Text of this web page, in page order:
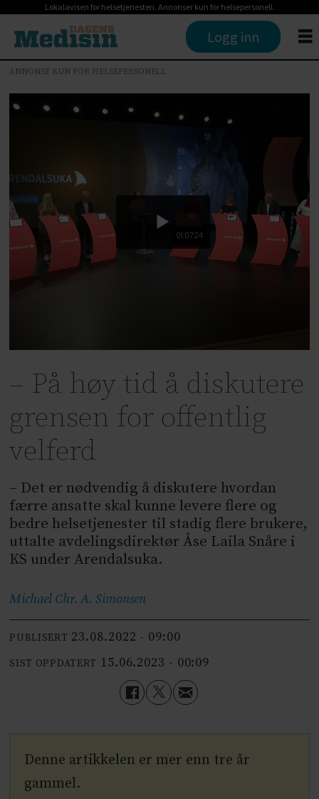
Lokalavisen for helsetjenesten. Annonser kun for helsepersonell.
Logg inn
ANNONSE KUN FOR HELSEPERSONELL
– På høy tid å diskutere
grensen for offentlig
velferd
– Det er nødvendig å diskutere hvordan
færre ansatte skal kunne levere flere og
bedre helsetjenester til stadig flere brukere,
uttalte avdelingsdirektør Åse Laila Snåre i
KS under Arendalsuka.
Michael Chr. A. Simonsen
PUBLISERT 23.08.2022 - 09:00
SIST OPPDATERT 15.06.2023 - 00:09
Denne artikkelen er mer enn tre år
gammel.